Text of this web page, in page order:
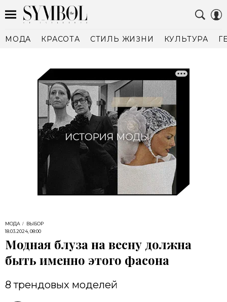
МОДА КРАСОТА СТИЛЬ ЖИЗНИ КУЛЬТУРА
МОДА
ВЫБОР
18.03.2024, 08:00
Модная блуза на весну должна
быть именно этого фасона
8 трендовых моделей